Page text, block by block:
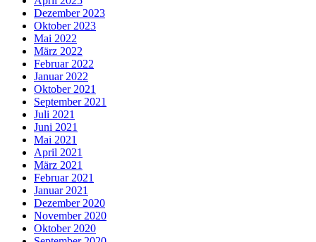
Dezember 2023
Oktober 2023
Mai 2022
März 2022
Februar 2022
Januar 2022
Oktober 2021
September 2021
Juli 2021
Juni 2021
Mai 2021
April 2021
März 2021
Februar 2021
Januar 2021
Dezember 2020
November 2020
Oktober 2020